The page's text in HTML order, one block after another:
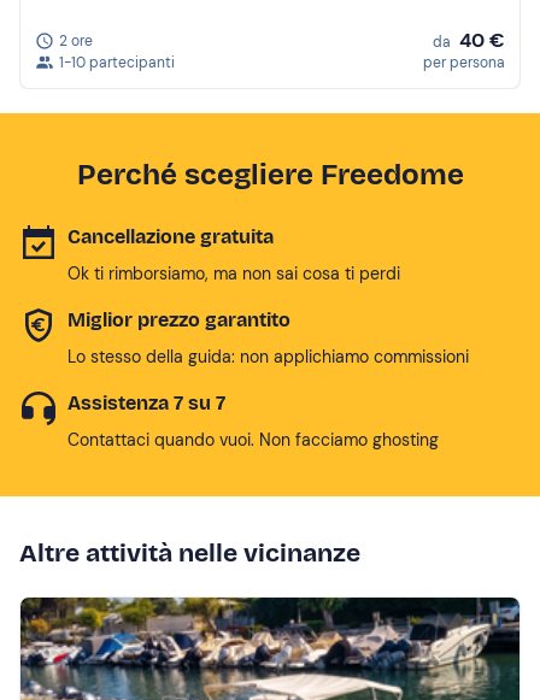
2 ore
1-10 partecipanti
da 40 €
per persona
Perché scegliere Freedome
Cancellazione gratuita
Ok ti rimborsiamo, ma non sai cosa ti perdi
Miglior prezzo garantito
Lo stesso della guida: non applichiamo commissioni
Assistenza 7 su 7
Contattaci quando vuoi. Non facciamo ghosting
Altre attività nelle vicinanze